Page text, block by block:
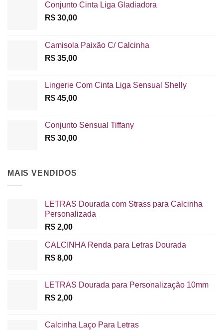
Conjunto Cinta Liga Gladiadora
R$ 30,00
Camisola Paixão C/ Calcinha
R$ 35,00
Lingerie Com Cinta Liga Sensual Shelly
R$ 45,00
Conjunto Sensual Tiffany
R$ 30,00
MAIS VENDIDOS
LETRAS Dourada com Strass para Calcinha
Personalizada
R$ 2,00
CALCINHA Renda para Letras Dourada
R$ 8,00
LETRAS Dourada para Personalização 10mm
R$ 2,00
Calcinha Laço Para Letras